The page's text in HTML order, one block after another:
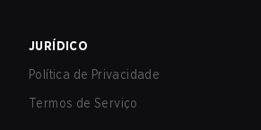
JURÍDICO
Política de Privacidade
Termos de Serviço